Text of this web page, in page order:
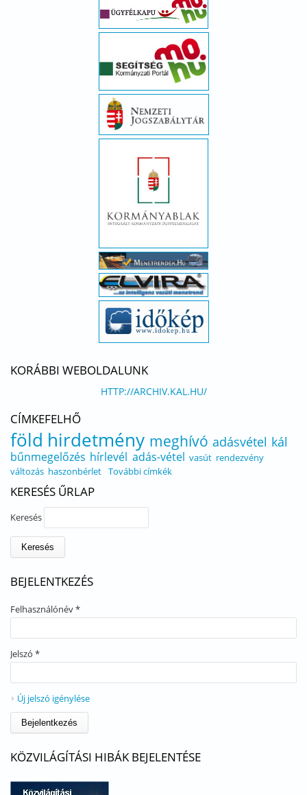
KORÁBBI WEBOLDALUNK
HTTP://ARCHIV.KAL.HU/
CÍMKEFELHŐ
föld hirdetmény meghívó adásvétel kál
bűnmegelőzés hírlevél adás-vétel vasút rendezvény
változás haszonbérlet További címkék
KERESÉS ŰRLAP
Keresés
BEJELENTKEZÉS
Felhasználónév*
Jelszó *
Új jelszó igénylése
KÖZVILÁGÍTÁSI HIBÁK BEJELENTÉSE